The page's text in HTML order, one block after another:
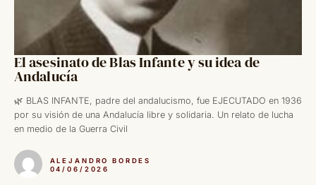
El asesinato de Blas Infante y su idea de
Andalucía
🌿 BLAS INFANTE, padre del andalucismo, fue EJECUTADO en 1936
por su visión de una Andalucía libre y solidaria. Un relato de lucha
en medio de la Guerra Civil
ALEJANDRO BORDES
04/06/2026